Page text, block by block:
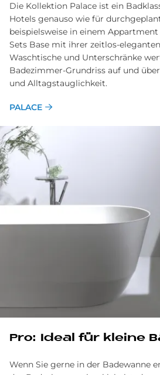
Die Kollektion Palace ist ein
Hotels genauso wie für
beispielsweise in einem
Sets Base mit ihrer zeitlos-
Waschtische und Unterschränke
Badezimmer-Grundriss auf und
und Alltagstauglichkeit.
PALACE
Pro: Ideal für kleine
Wenn Sie gerne in der Badewanne